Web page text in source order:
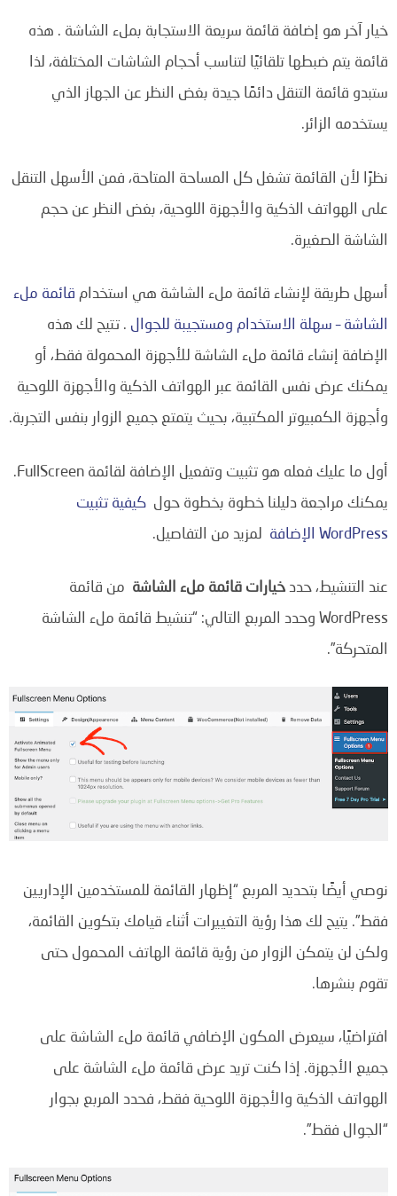
خيار آخر هو إضافة قائمة سريعة الاستجابة بملء الشاشة . هذه
قائمة يتم ضبطها تلقائيًا لتناسب أحجام الشاشات المختلفة، لذا
ستبدو قائمة التنقل دائمًا جيدة بغض النظر عن الجهاز الذي
يستخدمه الزائر.
نظرًا لأن القائمة تشغل كل المساحة المتاحة، فمن الأسهل التنقل
على الهواتف الذكية والأجهزة اللوحية، بغض النظر عن حجم
الشاشة الصغيرة.
أسهل طريقة لإنشاء قائمة ملء الشاشة هي استخدام قائمة ملء
الشاشة – سهلة الاستخدام ومستجيبة للجوال . تتيح لك هذه
الإضافة إنشاء قائمة ملء الشاشة للأجهزة المحمولة فقط، أو
يمكنك عرض نفس القائمة عبر الهواتف الذكية والأجهزة اللوحية
وأجهزة الكمبيوتر المكتبية، بحيث يتمتع جميع الزوار بنفس التجربة.
أول ما عليك فعله هو تثبيت وتفعيل الإضافة لقائمة FullScreen.
يمكنك مراجعة دليلنا خطوة بخطوة حول كيفية تثبيت
WordPress الإضافة
لمزيد من التفاصيل.
عند التنشيط، حددخيارات قائمة ملء الشاشة من قائمة
WordPress وحدد المربع التالي: “تنشيط قائمة ملء الشاشة
المتحركة”.
نوصي أيضًا بتحديد المربع “إظهار القائمة للمستخدمين الإداريين
فقط”. يتيح لك هذا رؤية التغييرات أثناء قيامك بتكوين القائمة،
ولكن لن يتمكن الزوار من رؤية قائمة الهاتف المحمول حتى
تقوم بنشرها.
افتراضيًا، سيعرض المكون الإضافي قائمة ملء الشاشة على
جميع الأجهزة. إذا كنت تريد عرض قائمة ملء الشاشة على
الهواتف الذكية والأجهزة اللوحية فقط، فحدد المربع بجوار
“الجوال فقط”.